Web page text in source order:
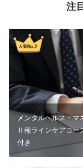
注
メンタルヘルス・
Ⅱ種ラインケアコー
付き